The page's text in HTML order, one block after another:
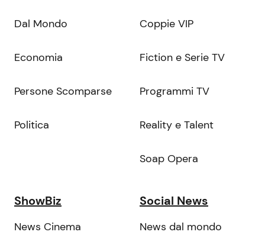
Dal Mondo
Economia
Persone Scomparse
Politica
Coppie VIP
Fiction e Serie TV
Programmi TV
Reality e Talent
Soap Opera
ShowBiz
News Cinema
Social News
News dal mondo